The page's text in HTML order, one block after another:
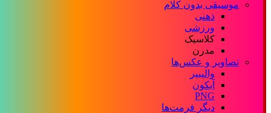
موسیقی بدون کلام
ذهنی
ورزشی
کلاسیک
مدرن
تصاویر و عکس‌ها
والپیپر
آیکون
PNG
دیگر فرمت‌ها